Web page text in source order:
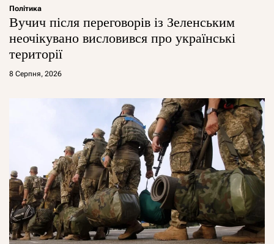
Політика
Вучич після переговорів із Зеленським
неочікувано висловився про українські
території
8 Серпня, 2026